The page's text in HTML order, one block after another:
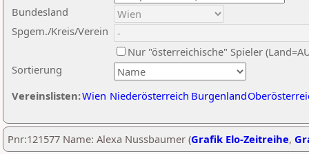
Sortierung
Bundesland
Spgem./Kreis/Verein
Nur "österreichische" Spieler
Vereinslisten:Wien Niederösterreich Burgenland
Pnr:121577 Name: Alexa Nussbaumer (Grafik Elo-Zeitreihe,